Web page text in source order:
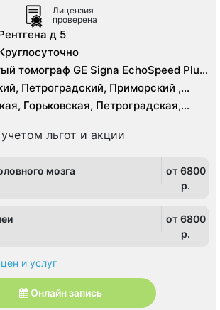
Лицензия
проверена
д 5
томограф GE Signa EchoSpeed Plus
Electric 16 срезов, УЗИ
Петроградский, Приморский ,
Горьковская, Петроградская,
льгот и акции
мозга
от 6800
p.
от 6800
p.
и услуг
Онлайн запись